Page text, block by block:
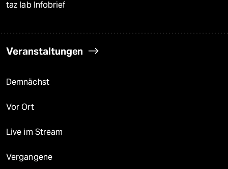
taz lab Infobrief
Veranstaltungen
Demnächst
Vor Ort
Live im Stream
Vergangene